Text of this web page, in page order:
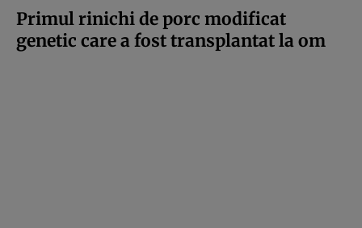
Primul rinichi de porc modificat
genetic care a fost transplantat la om